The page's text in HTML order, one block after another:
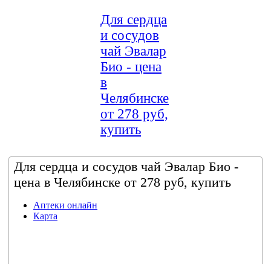
Для сердца
и сосудов
чай Эвалар
Био - цена
в
Челябинске
от 278 руб,
купить
Для сердца и сосудов чай Эвалар Био -
цена в Челябинске от 278 руб, купить
Аптеки онлайн
Карта